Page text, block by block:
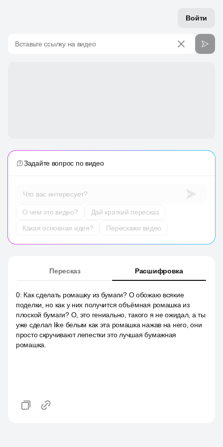
Войти
Вставьте ссылку на видео
Задайте вопрос по видео
Что вас интересует?
О чем это видео?
Дай краткий пересказ
Какая основная идея?
Перескажи видео
Пересказ Расшифровка
0: Как сделать ромашку из бумаги? О обожаю всякие
поделки, но как у них получится объёмная ромашка из
плоской бумаги? О, это гениально, такого я не ожидал, а ты
уже сделал like белым как эта ромашка нажав на него, они
просто скручивают лепестки это лучшая бумажная
ромашка.